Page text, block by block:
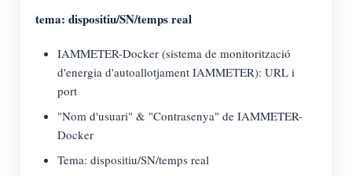
tema: dispositiu/SN/temps real
IAMMETER-Docker (sistema de monitorització
d'energia d'autoallotjament IAMMETER): URL i
port
"Nom d'usuari" & "Contrasenya" de IAMMETER-
Docker
Tema: dispositiu/SN/temps real